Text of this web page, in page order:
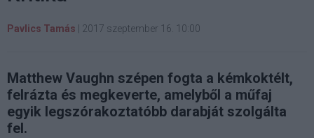
Pavlics Tamás 2017 szeptember 16. 10:00
Matthew Vaughn szépen fogta a kémkoktélt,
felrázta és megkeverte, amelyből a műfaj
egyik legszórakoztatóbb darabját szolgálta
fel.